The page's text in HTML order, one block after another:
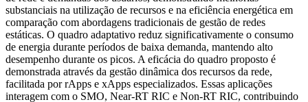
substanciais na utilização de recursos e na eficiência energética em
comparação com abordagens tradicionais de gestão de redes
estáticas. O quadro adaptativo reduz significativamente o consumo
de energia durante períodos de baixa demanda, mantendo alto
desempenho durante os picos. A eficácia do quadro proposto é
demonstrada através da gestão dinâmica dos recursos da rede,
facilitada por rApps e xApps especializados. Essas aplicações
interagem com o SMO, Near-RT RIC e Non-RT RIC, contribuindo